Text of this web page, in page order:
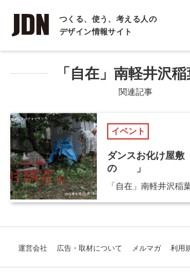
つくる、使う、考える人の
デザイン情報サイト
INTERVIEW
インタビュー
REPORT
COLUMN
コラム
「自在」南軽井沢
関連記事
イベント
ダンスお化け屋敷
の 」
「自在」南軽井沢稲
運営会社 広告・取材について メルマガ 利用